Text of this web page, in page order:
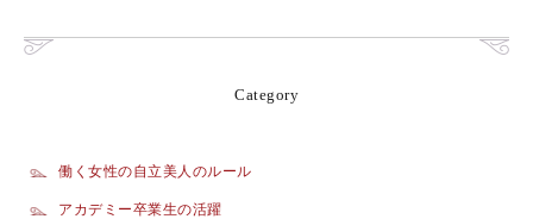
Category
働く女性の自立美人のルール
アカデミー卒業生の活躍